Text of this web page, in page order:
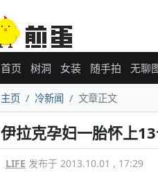
首页 树洞 女装 随手拍 无聊
主页 冷新闻 文章正文
伊拉克孕妇一胎怀上
LIFE 发布于 2013.10.01 , 17:29